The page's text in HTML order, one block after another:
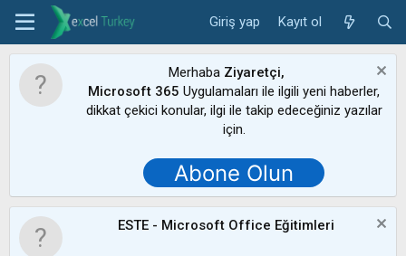
Giriş yap Kayıt ol
Merhaba Ziyaretçi,
Microsoft 365 Uygulamaları ile ilgili yeni haberler,
dikkat çekici konular, ilgi ile takip edeceğiniz yazılar
için.
Abone Olun
ESTE - Microsoft Office Eğitimleri